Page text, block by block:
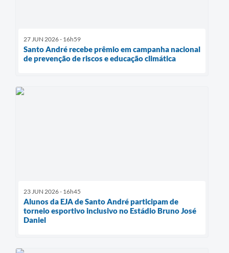
27 JUN 2026 - 16h59
Santo André recebe prêmio em campanha nacional
de prevenção de riscos e educação climática
23 JUN 2026 - 16h45
Alunos da EJA de Santo André participam de
torneio esportivo inclusivo no Estádio Bruno José
Daniel